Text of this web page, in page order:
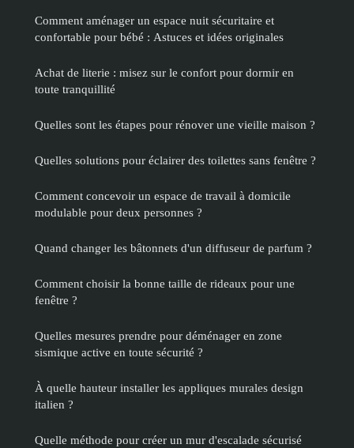
Comment aménager un espace nuit sécuritaire et
confortable pour bébé : Astuces et idées originales
Achat de literie : misez sur le confort pour dormir en
toute tranquillité
Quelles sont les étapes pour rénover une vieille maison ?
Quelles solutions pour éclairer des toilettes sans fenêtre ?
Comment concevoir un espace de travail à domicile
modulable pour deux personnes ?
Quand changer les bâtonnets d'un diffuseur de parfum ?
Comment choisir la bonne taille de rideaux pour une
fenêtre ?
Quelles mesures prendre pour déménager en zone
sismique active en toute sécurité ?
À quelle hauteur installer les appliques murales design
italien ?
Quelle méthode pour créer un mur d'escalade sécurisé